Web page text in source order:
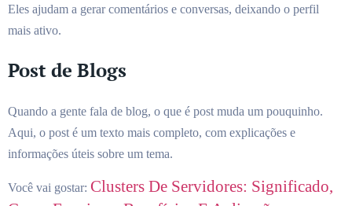
Eles ajudam a gerar comentários e conversas, deixando o perfil
mais ativo.
Post de Blogs
Quando a gente fala de blog, o que é post muda um pouquinho.
Aqui, o post é um texto mais completo, com explicações e
informações úteis sobre um tema.
Você vai gostar: Clusters De Servidores: Significado,